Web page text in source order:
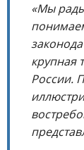
«Мы рады
крупная
России.